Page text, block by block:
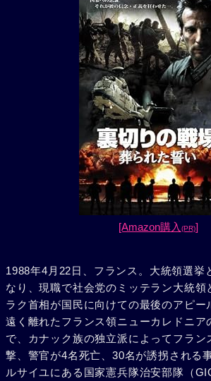
[Amazon購入 (PR)]
1988年4月22日、フランス。大統領選挙
なり、現職で社会党のミッテラン大統領
ラク首相が国民に向けての最後のアピー
遠く離れたフランス領ニューカレドニア
で、カナック族の独立派によってフラン
撃、警官が4名死亡、30名が誘拐される
ルサイユにある国家憲兵隊治安部隊（